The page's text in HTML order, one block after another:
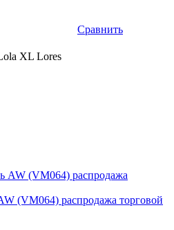
Сравнить
XL Lores
(VM064) распродажа торговой